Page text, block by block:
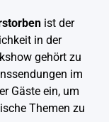
ist der
in der
gehört zu
im
Gäste ein, um
Themen zu